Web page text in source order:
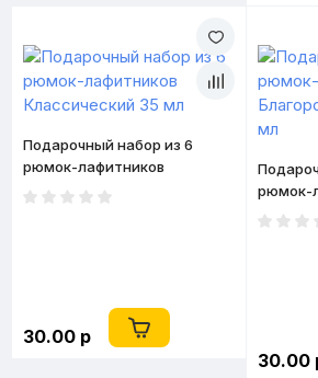
Подарочный набор из 6
рюмок-лафитников
Классический 35 мл
30.00 р
рюмок-
30.00